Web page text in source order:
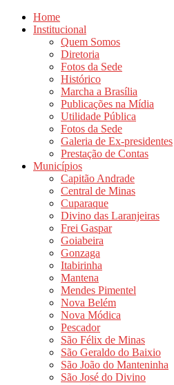
Home
Institucional
Quem Somos
Diretoria
Fotos da Sede
Histórico
Marcha a Brasília
Publicações na Mídia
Utilidade Pública
Fotos da Sede
Galeria de Ex-presidentes
Prestação de Contas
Municípios
Capitão Andrade
Central de Minas
Cuparaque
Divino das Laranjeiras
Frei Gaspar
Goiabeira
Gonzaga
Itabirinha
Mantena
Mendes Pimentel
Nova Belém
Nova Módica
Pescador
São Félix de Minas
São Geraldo do Baixio
São João do Manteninha
São José do Divino